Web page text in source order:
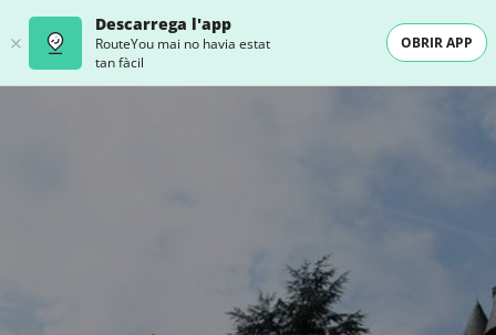
Descarrega l'app
RouteYou mai no havia estat
tan fàcil
OBRIR APP